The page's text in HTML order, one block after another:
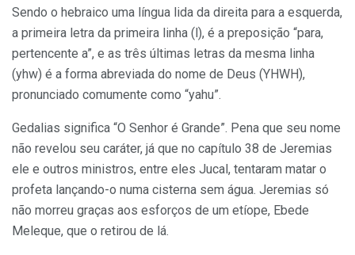
Sendo o hebraico uma língua lida da direita para a esquerda,
a primeira letra da primeira linha (l), é a preposição “para,
pertencente a”, e as três últimas letras da mesma linha
(yhw) é a forma abreviada do nome de Deus (YHWH),
pronunciado comumente como “yahu”.
Gedalias significa “O Senhor é Grande”. Pena que seu nome
não revelou seu caráter, já que no capítulo 38 de Jeremias
ele e outros ministros, entre eles Jucal, tentaram matar o
profeta lançando-o numa cisterna sem água. Jeremias só
não morreu graças aos esforços de um etíope, Ebede
Meleque, que o retirou de lá.